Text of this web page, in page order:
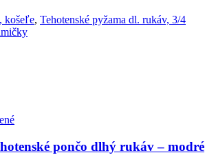
košeľe, Tehotenské pyžama dl. rukáv, 3/4
pončo dlhý rukáv – modré